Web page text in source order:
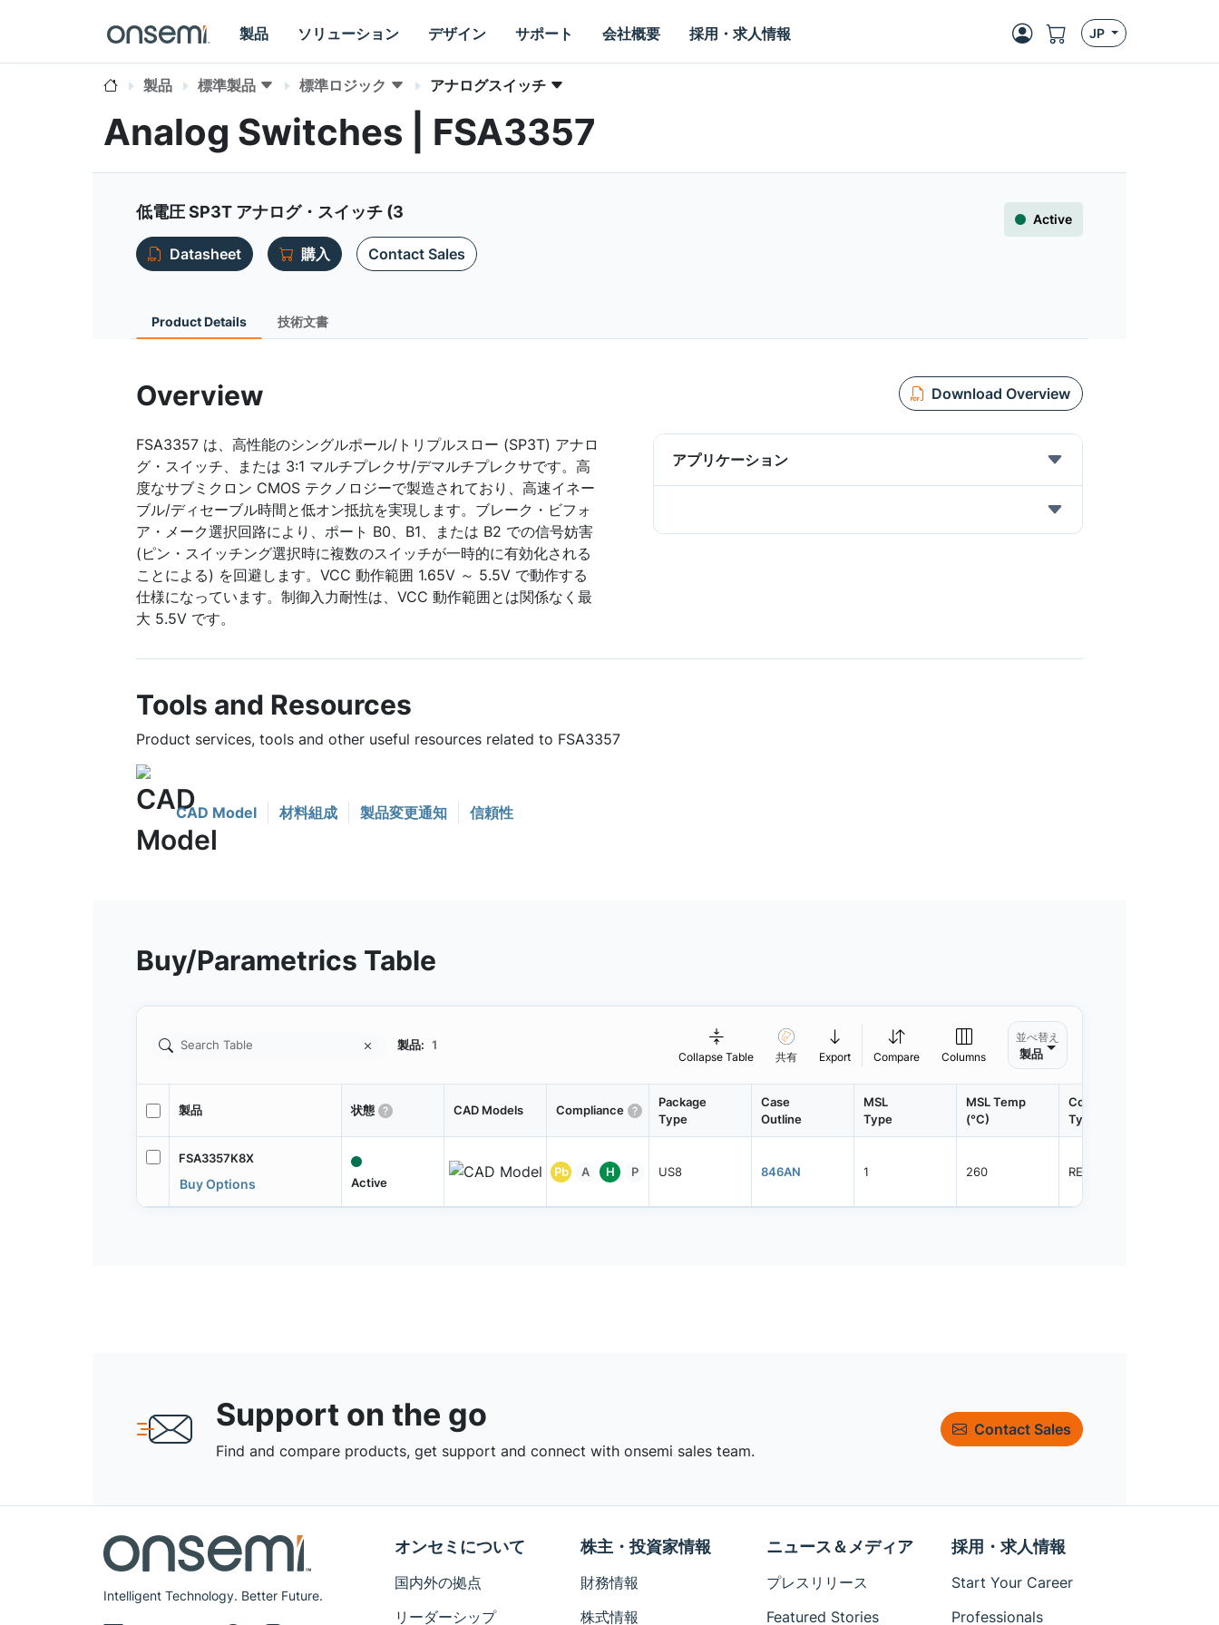
製品 ソリューション デザイン サポート 会社概要 採用・求人情報 JP
製品 標準製品 標準ロジック アナログスイッチ
Analog Switches | FSA3357
低電圧 SP3T アナログ・スイッチ (3 Active
Datasheet 購入 Contact Sales
Product Details 技術文書
Overview Download Overview
FSA3357 は、高性能のシングルポール/トリプルスロー (SP3T) アナロ
グ・スイッチ、または 3:1 マルチプレクサ/デマルチプレクサです。高
度なサブミクロン CMOS テクノロジーで製造されており、高速イネー
ブル/ディセーブル時間と低オン抵抗を実現します。ブレーク・ビフォ
ア・メーク選択回路により、ポート B0、B1、または B2 での信号妨害
(ピン・スイッチング選択時に複数のスイッチが一時的に有効化される
ことによる) を回避します。VCC 動作範囲 1.65V ～ 5.5V で動作する
仕様になっています。制御入力耐性は、VCC 動作範囲とは関係なく最
大 5.5V です。
アプリケーション
Tools and Resources
Product services, tools and other useful resources related to FSA3357
CAD Model 材料組成 製品変更通知 信頼性
Buy/Parametrics Table
製品: 1
Collapse Table 共有 Export Compare Columns
並べ替え
製品
製品 状態 CAD Models Compliance
Package
Type
Case
Outline
MSL
Type
MSL Temp
(°C)
Container
Type
FSA3357K8X
Buy Options Active
Pb A H P US8 846AN 1 260 REEL
Support on the go
Find and compare products, get support and connect with onsemi sales team.
Contact Sales
Intelligent Technology. Better Future.
オンセミについて
国内外の拠点
リーダーシップ
株主・投資家情報
財務情報
株式情報
ニュース＆メディア
プレスリリース
Featured Stories
採用・求人情報
Start Your Career
Professionals